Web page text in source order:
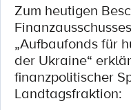
Zum heutigen
„Aufbaufonds für
der Ukraine“
finanzpolitischer
Landtagsfraktion: